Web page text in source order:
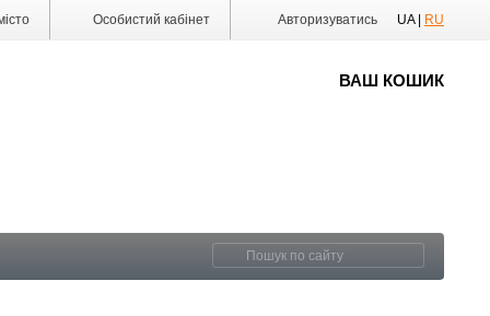
UA | RU
Особистий кабінет Авторизуватись
ВАШ КОШИК